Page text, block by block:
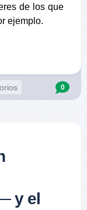
de los que
ejemplo.
0
y el